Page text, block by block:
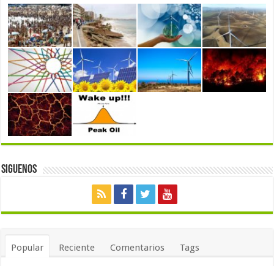
Siguenos
Popular Reciente Comentarios Tags